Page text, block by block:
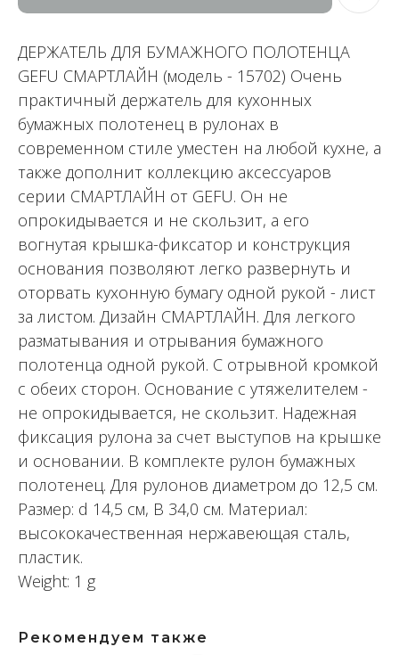
ДЕРЖАТЕЛЬ ДЛЯ БУМАЖНОГО ПОЛОТЕНЦА
GEFU СМАРТЛАЙН (модель - 15702) Очень
практичный держатель для кухонных
бумажных полотенец в рулонах в
современном стиле уместен на любой кухне, а
также дополнит коллекцию аксессуаров
серии СМАРТЛАЙН от GEFU. Он не
опрокидывается и не скользит, а его
вогнутая крышка-фиксатор и конструкция
основания позволяют легко развернуть и
оторвать кухонную бумагу одной рукой - лист
за листом. Дизайн СМАРТЛАЙН. Для легкого
разматывания и отрывания бумажного
полотенца одной рукой. С отрывной кромкой
с обеих сторон. Основание с утяжелителем -
не опрокидывается, не скользит. Надежная
фиксация рулона за счет выступов на крышке
и основании. В комплекте рулон бумажных
полотенец. Для рулонов диаметром до 12,5 см.
Размер: d 14,5 см, В 34,0 см. Материал:
высококачественная нержавеющая сталь,
пластик.
Weight: 1 g
Рекомендуем также